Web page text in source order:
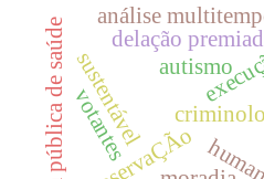
sustentável
delação
análise
autismo
votantes